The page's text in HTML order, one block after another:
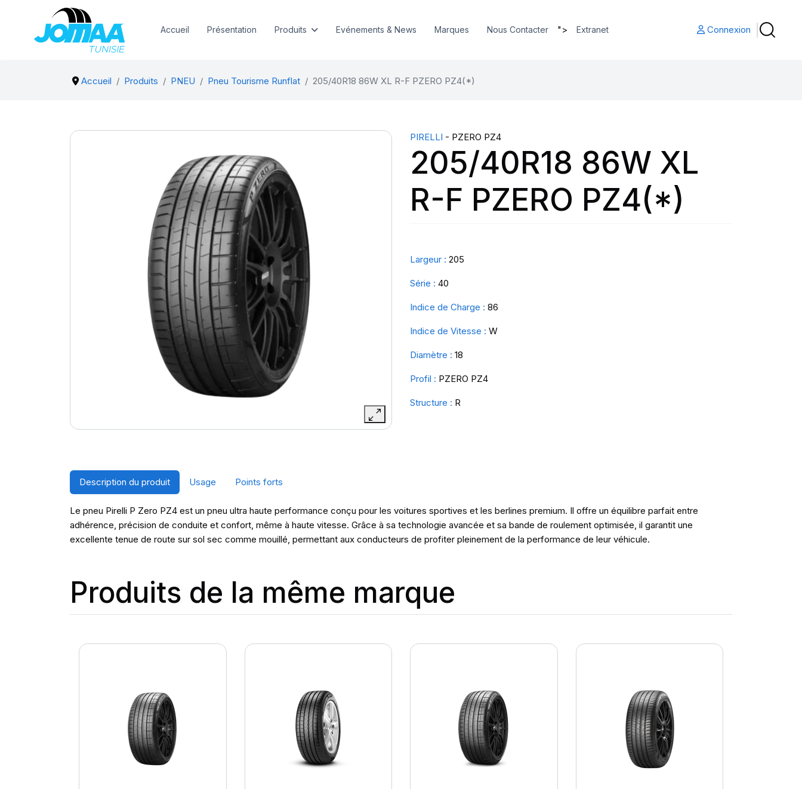
Accueil Présentation Produits Evénements & News Marques Nous Contacter "> Extranet Connexion
Accueil Produits PNEU Pneu Tourisme Runflat 205/40R18 86W XL R-F PZERO PZ4(*)
PIRELLI - PZERO PZ4
205/40R18 86W XL
R-F PZERO PZ4(*)
Largeur : 205
Série : 40
Indice de Charge : 86
Indice de Vitesse : W
Diamètre : 18
Profil : PZERO PZ4
Structure : R
Description du produit Usage Points forts
Le pneu Pirelli P Zero PZ4 est un pneu ultra haute performance conçu pour les voitures sportives et les berlines premium. Il offre un équilibre parfait entre
adhérence, précision de conduite et confort, même à haute vitesse. Grâce à sa technologie avancée et sa bande de roulement optimisée, il garantit une
excellente tenue de route sur sol sec comme mouillé, permettant aux conducteurs de profiter pleinement de la performance de leur véhicule.
Produits de la même marque